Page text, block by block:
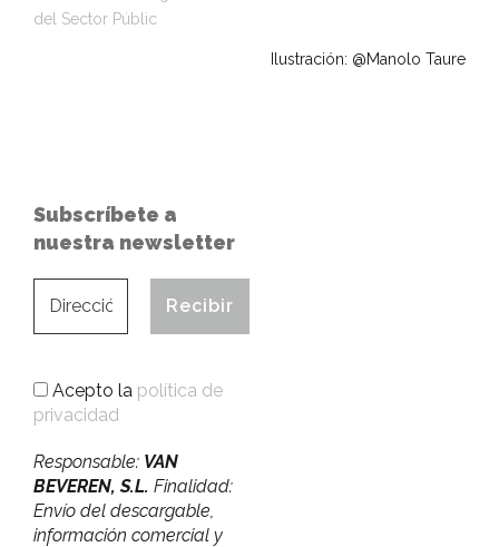
del Sector Públic
Ilustración: @Manolo Taure
Subscríbete a
nuestra newsletter
Acepto la política de
privacidad
Responsable: VAN
BEVEREN, S.L. Finalidad:
Envío del descargable,
información comercial y